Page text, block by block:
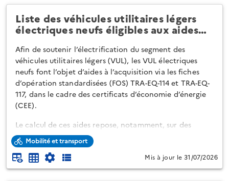
Liste des véhicules utilitaires légers
électriques neufs éligibles aux aides…
Afin de soutenir l’électrification du segment des
véhicules utilitaires légers (VUL), les VUL électriques
neufs font l’objet d’aides à l’acquisition via les fiches
d’opération standardisées (FOS) TRA-EQ-114 et TRA-EQ-
117, dans le cadre des certificats d’économie d’énergie
(CEE).
Le calcul de ces aides repose, notamment, sur des
forfaits et des bonifications précisés dans l'Arrêté du 18
mai 2026 modifiant les fiches d'opérations
standardisées pour l'acquisition et le rétrofit de
véhicules électriques (TRA-EQ-114, TRA-EQ-117, TRA-EQ-
Mobilité et transport
Mis à jour le 31/07/2026